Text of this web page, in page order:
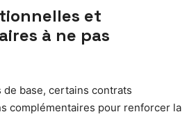
et
à ne pas
de base, certains contrats
complémentaires pour renforcer la